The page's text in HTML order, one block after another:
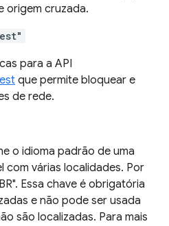
origem cruzada.
para a API
que permite bloquear e
de rede.
o idioma padrão de uma
com várias localidades. Por
Essa chave é obrigatória
e não pode ser usada
são localizadas. Para mais